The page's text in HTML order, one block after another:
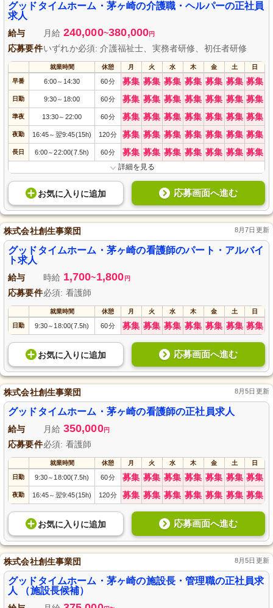
グッドタイムホーム・茅ヶ崎の介護職・ヘルパーの正社員
求人
給与 月給 240,000~380,000円
応募要件いずれか必須: 介護福祉士、実務者研修、初任者研修
就業時間 休憩 月 火 水 木 金 土 日
早番 6:00～ 14:30 60分 募集 募集 募集 募集 募集 募集 募集
日勤 9:30～ 18:00 60分 募集 募集 募集 募集 募集 募集 募集
準夜 13:30～ 22:00 60分 募集 募集 募集 募集 募集 募集 募集
夜勤 16:45～ 翌9:45(15h) 120分 募集 募集 募集 募集 募集 募集 募集
長日 6:00～22:00(7.5h) 60分 募集 募集 募集 募集 募集 募集 募集
詳細を見る
お気に入り に追加 応募画面へ進む
株式会社創生事業団 8月7日更新
グッドタイムホーム・茅ヶ崎の看護師のパート・アルバイ
ト求人
給与 時給 1,700~1,800 円
応募要件必須: 看護師
就業時間 休憩 月 火 水 木 金 土 日
日勤 9:30～18:00(7.5h) 60分 募集 募集 募集 募集 募集 募集 募集
お気に入り に追加 応募画面へ進む
株式会社創生事業団 8月5日更新
グッドタイムホーム・茅ヶ崎の看護師の正社員求人
給与 月給 350,000円
応募要件必須: 看護師
就業時間 休憩 月 火 水 木 金 土 日
日勤 9:30～18:00(7.5h) 60分 募集 募集 募集 募集 募集 募集 募集
夜勤 16:45～ 翌9:45(15h) 120分 募集 募集 募集 募集 募集 募集 募集
お気に入り に追加 応募画面へ進む
株式会社創生事業団 8月5日更新
グッドタイムホーム・茅ヶ崎の施設長・管理職の正社員求
人 （施設長候補）